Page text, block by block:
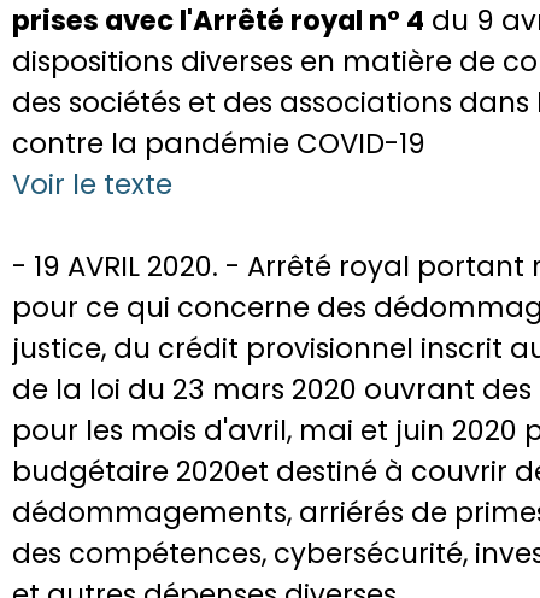
prises avec l'Arrêté royal n° 4 du 9
dispositions diverses en matière de
des sociétés et des associations
contre la pandémie COVID-19
Voir le texte
- 19 AVRIL 2020. - Arrêté royal
pour ce qui concerne des
justice, du crédit provisionnel inscrit
de la loi du 23 mars 2020 ouvrant
pour les mois d'avril, mai et juin 2020
budgétaire 2020et destiné à couvrir
dédommagements, arriérés de
des compétences, cybersécurité,